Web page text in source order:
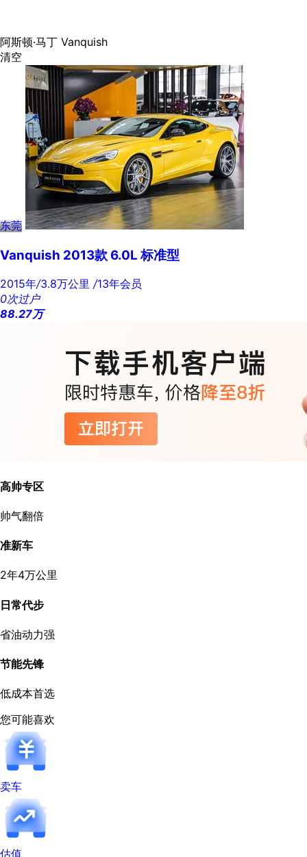
阿斯顿·马丁 Vanquish
清空
东莞
Vanquish 2013款 6.0L 标准型
2015年/3.8万公里 /13年会员
0次过户
88.27万
高帅专区
帅气翻倍
准新车
2年4万公里
日常代步
省油动力强
节能先锋
低成本首选
您可能喜欢
卖车
估值